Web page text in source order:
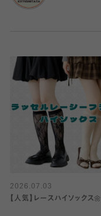
2026.07.03
【人気】レースハイソックス🌼